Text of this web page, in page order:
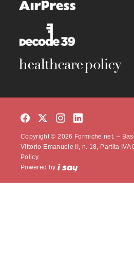
Copyright © 2026 Formiche.net. –
Vittorio Emanuele II, n. 18, Partita IVA
Policy.
Powered by